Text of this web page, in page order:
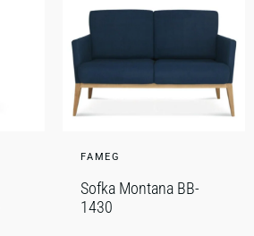
FAMEG
Sofka Montana BB-
1430